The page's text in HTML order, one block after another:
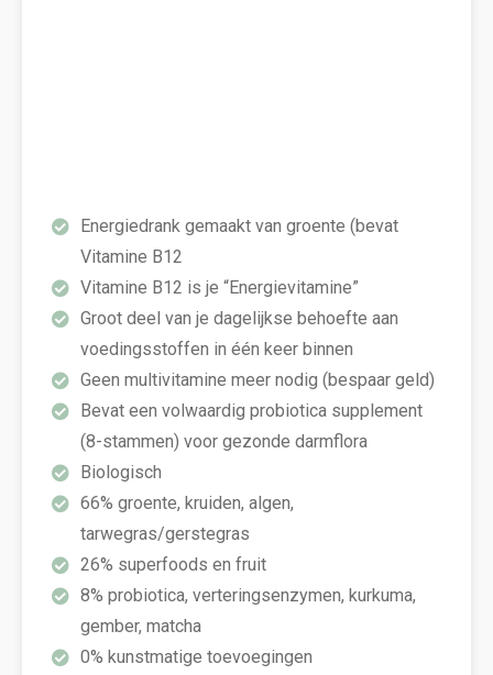
Energiedrank gemaakt van groente (bevat
Vitamine B12
Vitamine B12 is je “Energievitamine”
Groot deel van je dagelijkse behoefte aan
voedingsstoffen in één keer binnen
Geen multivitamine meer nodig (bespaar geld)
Bevat een volwaardig probiotica supplement
(8-stammen) voor gezonde darmflora
Biologisch
66% groente, kruiden, algen,
tarwegras/gerstegras
26% superfoods en fruit
8% probiotica, verteringsenzymen, kurkuma,
gember, matcha
0% kunstmatige toevoegingen